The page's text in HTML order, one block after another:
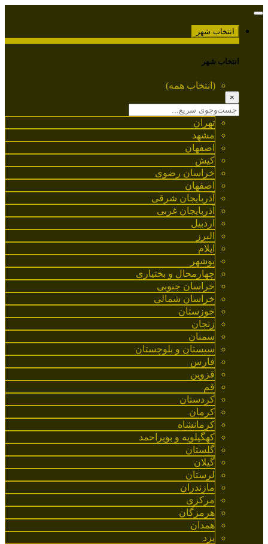
انتخاب شهر
انتخاب شهر
(انتخاب همه)
×
تهران
مشهد
اصفهان
کیش
خراسان رضوی
اصفهان
آذربایجان شرقی
آذربایجان غربی
اردبیل
البرز
ایلام
بوشهر
چهارمحال و بختیاری
خراسان جنوبی
خراسان شمالی
خوزستان
زنجان
سمنان
سیستان و بلوچستان
فارس
قزوین
قم
کردستان
کرمان
کرمانشاه
کهگیلویه و بویراحمد
گلستان
گیلان
لرستان
مازندران
مرکزی
هرمزگان
همدان
یزد